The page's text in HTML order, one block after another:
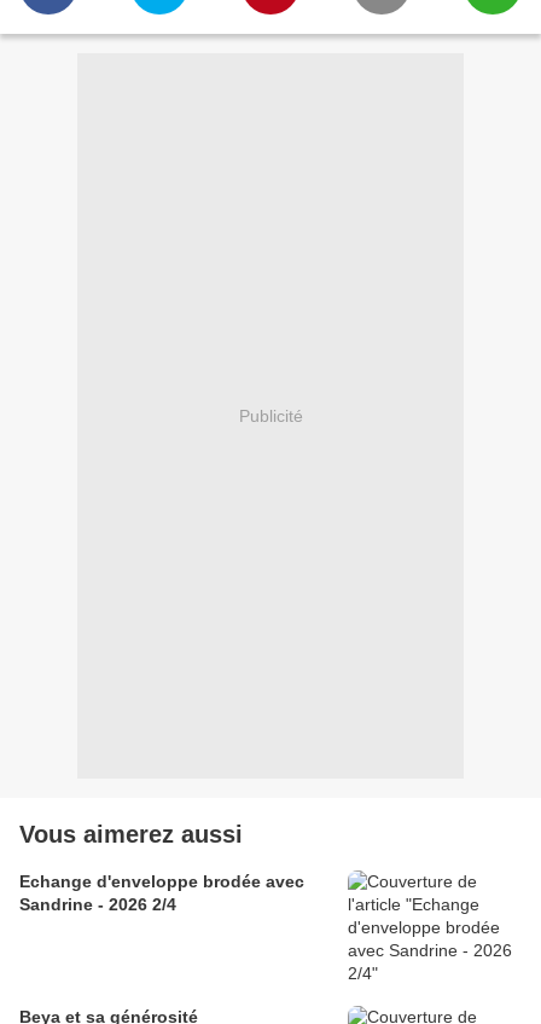
Publicité
Vous aimerez aussi
Echange d'enveloppe brodée avec
Sandrine - 2026 2/4
Beya et sa générosité